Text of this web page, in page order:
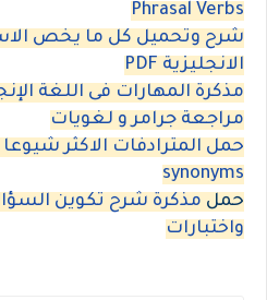
Phrasal Verbs
شرح وتحميل كل ما يخص
الانجليزية PDF
مذكرة المهارات فى اللغة
مراجعة جرامر و لغويات
حمل المترادفات الاكثر شيوعا
synonyms
حمل مذكرة شرح تكوين
واختبارات